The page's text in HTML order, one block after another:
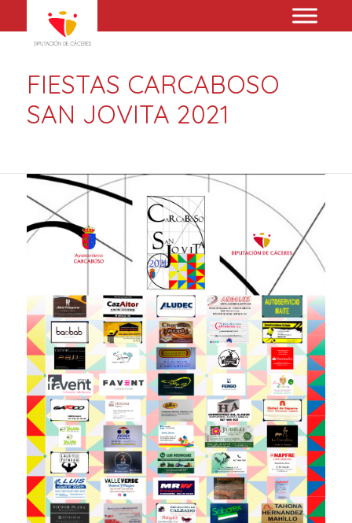
FIESTAS CARCABOSO
SAN JOVITA 2021